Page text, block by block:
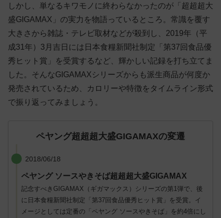
しかし、単なるキワモノに終わらなかったのが「超超超大
盛GIGAMAX」の実力を物語っているところ。常識を覆す
大きさから雑誌・テレビ取材などが殺到し、2019年（平
成31年）3月吉日には日本食糧新聞社制定「第37回食品優
秀ヒット賞」を受賞するなど、輝かしい記録を打ち立てま
した。そんなGIGAMAXシリーズからも派生商品が何度か
発売されているため、カロリーや特徴をタイムライン形式
で振り返ってみましょう。
ペヤング超超超大盛GIGAMAXの変遷
2018/06/18
ペヤング ソースやきそば超超超大盛GIGAMAX
記念すべきGIGAMAX（ギガマックス）シリーズの第1弾で、後
に日本食糧新聞社制定「第37回食品優秀ヒット賞」を受賞。イ
メージとしては定番の「ペヤング ソースやきそば」を約4倍にし